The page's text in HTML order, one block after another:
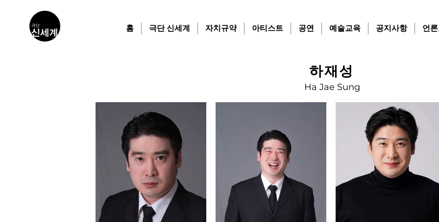
홈 극단 신세계 자치규약 아티스트 공연 예술교육 공지사항 언
하재성
Ha Jae Sung